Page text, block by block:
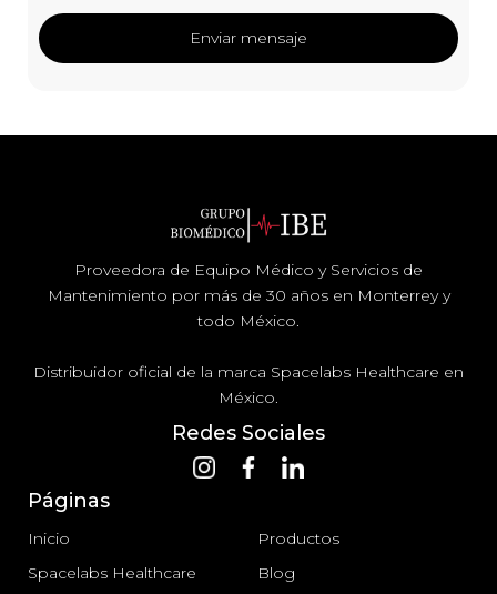
Proveedora de Equipo Médico y Servicios de
Mantenimiento por más de 30 años en Monterrey y
todo México.
Distribuidor oficial de la marca Spacelabs Healthcare en
México.
Redes Sociales
Páginas
Inicio
Productos
Spacelabs Healthcare
Blog